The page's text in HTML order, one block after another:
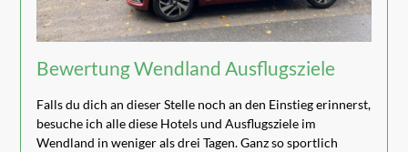
Bewertung Wendland Ausflugsziele
Falls du dich an dieser Stelle noch an den Einstieg erinnerst,
besuche ich alle diese Hotels und Ausflugsziele im
Wendland in weniger als drei Tagen. Ganz so sportlich